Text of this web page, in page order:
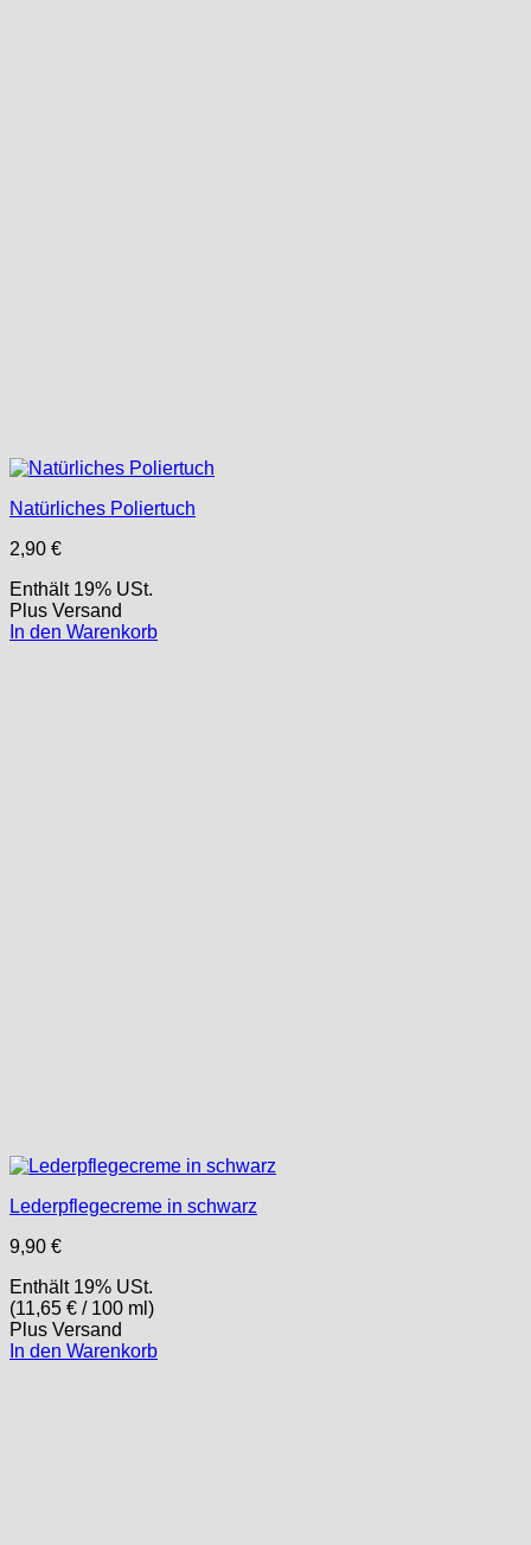
Natürliches Poliertuch
2,90 €
Enthält 19% USt.
Plus Versand
In den Warenkorb
Lederpflegecreme in schwarz
9,90 €
Enthält 19% USt.
(11,65 € / 100 ml)
Plus Versand
In den Warenkorb